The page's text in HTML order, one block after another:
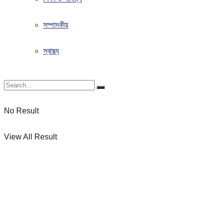
সম্পাদকীয়
স্বাস্থ্য
No Result
View All Result